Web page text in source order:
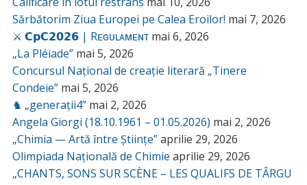
Sărbătorim Ziua Europei pe Calea Eroilor! mai 7, 2026
⚔️ 𝗖𝗽𝗖𝟮𝟬𝟮𝟲 | Rᴇɢᴜʟᴀᴍᴇɴᴛ mai 6, 2026
„La Pléiade” mai 5, 2026
Concursul Național de creație literară „Tinere
Condeie” mai 5, 2026
♞ „generații4” mai 2, 2026
Angela Giorgi (18.10.1961 – 01.05.2026) mai 2, 2026
„Chimia — Artă între Științe”aprilie 29, 2026
Olimpiada Națională de Chimie aprilie 29, 2026
„CHANTS, SONS SUR SCÈNE – LES QUALIFS DE TÂRGU